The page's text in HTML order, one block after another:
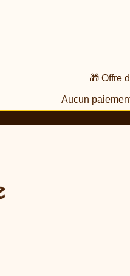
🎁 Offre
Aucun